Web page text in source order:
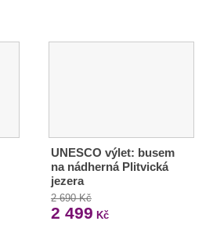
UNESCO výlet: busem
na nádherná Plitvická
jezera
2 690 Kč
2 499 Kč